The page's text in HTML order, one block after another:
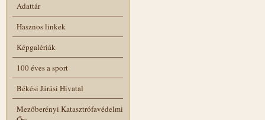
Adattár
Hasznos linkek
Képgalériák
100 éves a sport
Békési Járási Hivatal
Mezőberényi Katasztrófavédelmi